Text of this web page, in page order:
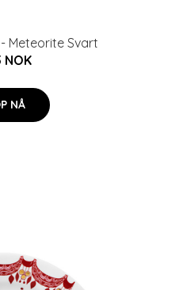
Meteorite Svart
NOK
NÅ